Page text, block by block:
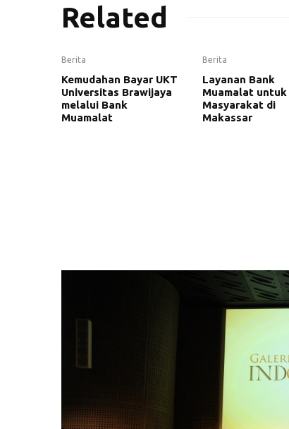
Related
Berita
Kemudahan Bayar UKT
Universitas Brawijaya
melalui Bank
Muamalat
Berita
Layanan Bank
Muamalat untuk
Masyarakat di
Makassar